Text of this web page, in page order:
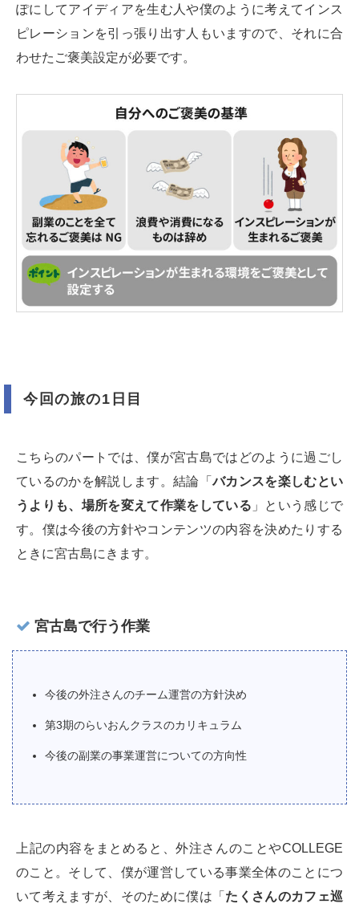
ぽにしてアイディアを生む人や僕のように考えてインス
ピレーションを引っ張り出す人もいますので、それに合
わせたご褒美設定が必要です。
今回の旅の1日目
こちらのパートでは、僕が宮古島ではどのように過ごし
ているのかを解説します。結論「バカンスを楽しむとい
うよりも、場所を変えて作業をしている 」という感じで
す。僕は今後の方針やコンテンツの内容を決めたりする
ときに宮古島にきます。
宮古島で行う作業
今後の外注さんのチーム運営の方針決め
第3期のらいおんクラスのカリキュラム
今後の副業の事業運営についての方向性
上記の内容をまとめると、外注さんのことやCOLLEGE
のこと。そして、僕が運営している事業全体のことにつ
いて考えますが、そのために僕は「 たくさんのカフェ巡